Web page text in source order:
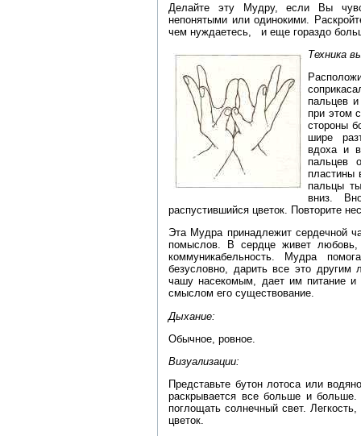
Делайте эту Мудру, если Вы
непонятыми или одинокими.
чем нуждаетесь, и еще гораздо
Техника
пальцев
при этом
стороны
шире
вдоха и
пальцев
пластины
пальцы
вниз.
распустившийся цветок. Повторите
Эта Мудра принадлежит сердечной
помыслов. В сердце живет
коммуникабельность. Мудра
безусловно, дарить все это
чашу насекомым, дает им питание и
смыслом его существование.
Дыхание:
Обычное, ровное.
Визуализации:
Представьте бутон лотоса или
раскрывается все больше и
поглощать солнечный свет.
цветок.